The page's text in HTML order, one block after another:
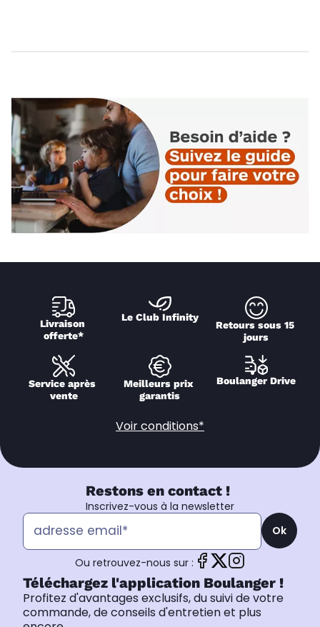
Livraison
offerte*
Le Club Infinity
Retours sous 15
jours
Service après
vente
Meilleurs prix
garantis
Boulanger Drive
Voir conditions*
Restons en contact !
Inscrivez-vous à la newsletter
Ok
Ou retrouvez-nous sur :
Téléchargez l'application Boulanger !
Profitez d'avantages exclusifs, du suivi de votre
commande, de conseils d'entretien et plus